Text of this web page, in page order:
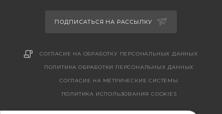
ПОДПИСАТЬСЯ НА РАССЫЛКУ
СОГЛАСИЕ НА ОБРАБОТКУ ПЕРСОНАЛЬНЫХ ДАННЫХ
ПОЛИТИКА ОБРАБОТКИ ПЕРСОНАЛЬНЫХ ДАННЫХ
CОГЛАСИЕ НА МЕТРИЧЕСКИЕ СИСТЕМЫ
ПОЛИТИКА ИСПОЛЬЗОВАНИЯ COOKIES